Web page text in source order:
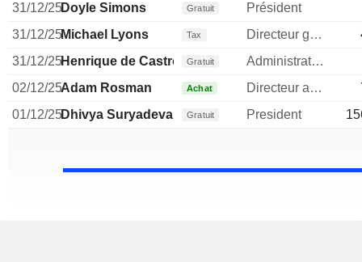
31/12/25Doyle Simons Gratuit
Président
31/12/25Michael Lyons Tax Directeur general
31/12/25Henrique de Castro Gratuit
Administrateur
02/12/25Adam Rosman Achat Directeur administratif
01/12/25Dhivya Suryadevara Gratuit President